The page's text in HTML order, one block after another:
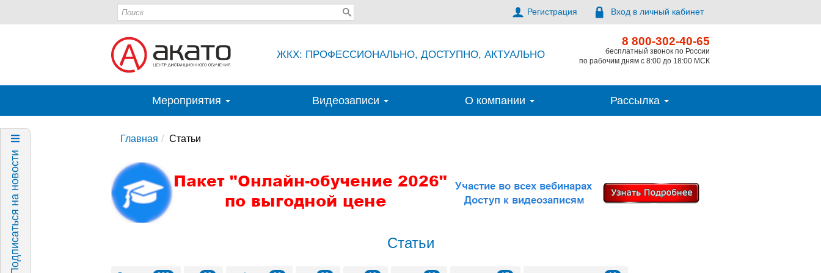
Регистрация Вход в личный кабинет
ЖКХ: ПРОФЕССИОНАЛЬНО, ДОСТУПНО, АКТУАЛЬНО
8 800-302-40-65
бесплатный звонок по России
по рабочим дням с 8:00 до 18:00 МСК
Мероприятия Видеозаписи О компании Рассылка
Подписаться на новости
Главная Статьи
Статьи